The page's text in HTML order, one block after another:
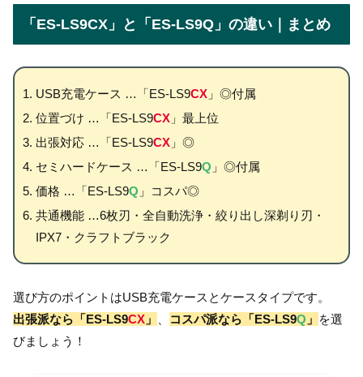
「ES-LS9CX」と「ES-LS9Q」の違い｜まとめ
USB充電ケース …「ES-LS9CX」◎付属
位置づけ …「ES-LS9CX」最上位
出張対応 …「ES-LS9CX」◎
セミハードケース …「ES-LS9Q 」◎付属
価格 …「ES-LS9Q 」コスパ◎
共通機能 …6枚刃・全自動洗浄・絞り出し深剃り刃・
IPX7・クラフトブラック
選び方のポイントはUSB充電ケースとケースタイプです。
出張派なら「ES-LS9CX 」 コスパ派なら「ES-LS9Q 」 を選
びましょう！